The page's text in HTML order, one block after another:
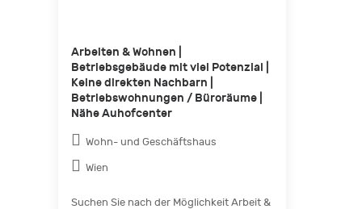
Arbeiten & Wohnen |
Betriebsgebäude mit viel Potenzial |
Keine direkten Nachbarn |
Betriebswohnungen / Büroräume |
Nähe Auhofcenter
Wohn- und Geschäftshaus
Wien
Suchen Sie nach der Möglichkeit Arbeit &